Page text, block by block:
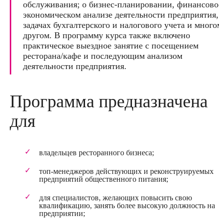
обслуживания; о бизнес-планировании,
экономическом анализе деятельности предприятия,
задачах бухгалтерского и налогового учета и
другом. В программу курса также включено
практическое выездное занятие с посещением
ресторана/кафе и последующим анализом
деятельности предприятия.
Программа предназначена
для
владельцев ресторанного бизнеса;
топ-менеджеров действующих и реконструируемых
предприятий общественного питания;
для специалистов, желающих повысить свою
квалификацию, занять более высокую должность на
предприятии;